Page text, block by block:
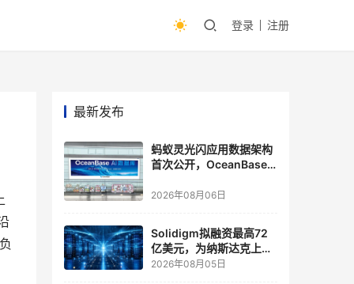
登录 注册
最新发布
蚂蚁灵光闪应用数据架构
首次公开，OceanBase
2026年08月06日
Solidigm拟融资最高72
亿美元，为纳斯达克上市
做准备
2026年08月05日